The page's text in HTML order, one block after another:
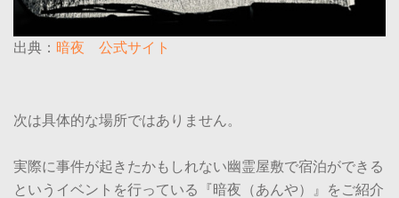
出典： 暗夜 公式サイト
次は具体的な場所ではありません。
実際に事件が起きたかもしれない幽霊屋敷で宿泊ができる
というイベントを行っている『暗夜（あんや）』をご紹介